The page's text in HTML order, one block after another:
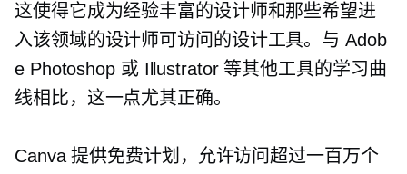
这使得它成为经验丰富的设计师和那些希望进
入该领域的设计师可访问的设计工具。与 Adob​​
e Photoshop 或 Illustrator 等其他工具的学习曲
线相比，这一点尤其正确。
Canva 提供免费计划，允许访问超过一百万个